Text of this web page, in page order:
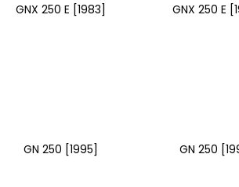
GNX 250 E [1983] GNX 250 E
GN 250 [1995] GN 250